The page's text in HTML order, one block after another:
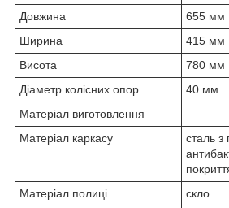
Довжина
655 мм
Ширина
415 мм
Висота
780 мм
Діаметр колісних опор
40 мм
Матеріал виготовлення
Матеріал каркасу
сталь з
Матеріал полиці
скло